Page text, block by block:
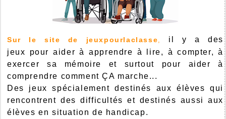
Sur le site de jeuxpourlaclasse
il y a des
jeux pour aider à apprendre à lire, à compter, à
exercer sa mémoire et surtout pour aider à
comprendre comment ÇA marche...
Des jeux spécialement destinés aux élèves qui
rencontrent des difficultés et destinés aussi aux
élèves en situation de handicap.